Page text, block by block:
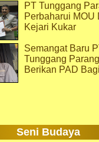
PT Tunggang
Perbaharui MOU
Kejari Kukar
Semangat Baru
Tunggang
Berikan PAD
Seni Budaya